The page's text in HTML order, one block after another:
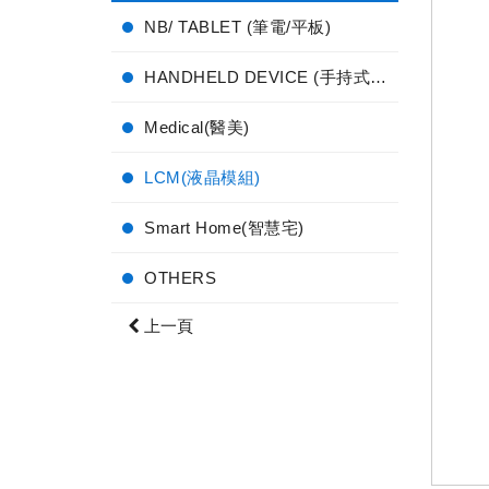
NB/ TABLET (筆電/平板)
HANDHELD DEVICE (手持式電子產品)
Medical(醫美)
LCM(液晶模組)
Smart Home(智慧宅)
OTHERS
上一頁